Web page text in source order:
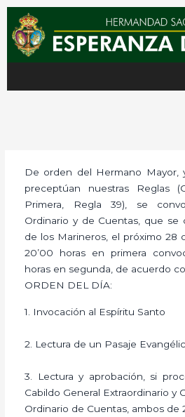
contenido
De orden del Hermano
preceptúan nuestras Reglas
Primera, Regla 39), se
Ordinario y de Cuentas, que se
de los Marineros, el próximo 28
20’00 horas en primera
horas en segunda, de acuerdo
ORDEN DEL DÍA:
1. Invocación al Espíritu Santo
2. Lectura de un Pasaje
3. Lectura y aprobación, si
Cabildo General Extraordinario y
Ordinario de Cuentas, ambos de